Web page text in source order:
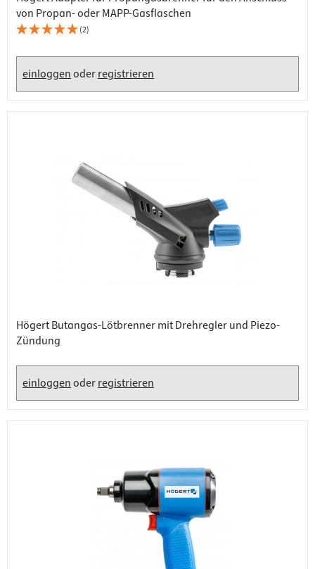
von Propan- oder MAPP-Gasflaschen
(2)
einloggenoderregistrieren
Högert Butangas-Lötbrenner mit Drehregler und Piezo-
Zündung
einloggenoderregistrieren